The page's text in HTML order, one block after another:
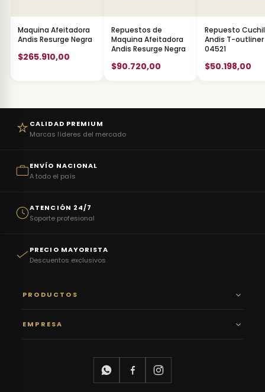
Maquina Afeitadora
Andis Resurge Negra
$265.910,00
Repuestos de
Maquina Afeitadora
Andis Resurge Negra
$90.720,00
Repuesto
Andis T-
04521
$50.198,00
CALIDAD PREMIUM
Marcas líderes del mercado
ENVÍO NACIONAL
A todo el país
ATENCIÓN 24/7
Soporte profesional
PRECIO MAYORISTA
Descuentos exclusivos
PRODUCTOS
EMPRESA